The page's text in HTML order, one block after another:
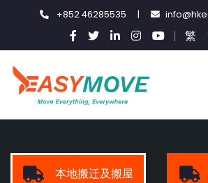
+852 46285535 |
| 繁
本地搬迁及搬屋